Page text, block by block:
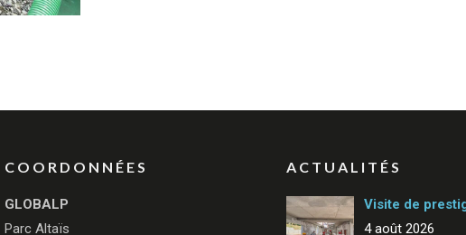
COORDONNÉES
GLOBALP
Parc Altaïs
ACTUALITÉS
Visite de
4 août 2026